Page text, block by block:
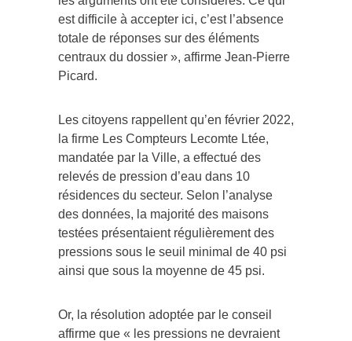
est difficile à accepter ici, c’est l’absence
totale de réponses sur des éléments
centraux du dossier », affirme Jean-Pierre
Picard.
Les citoyens rappellent qu’en février 2022,
la firme Les Compteurs Lecomte Ltée,
mandatée par la Ville, a effectué des
relevés de pression d’eau dans 10
résidences du secteur. Selon l’analyse
des données, la majorité des maisons
testées présentaient régulièrement des
pressions sous le seuil minimal de 40 psi
ainsi que sous la moyenne de 45 psi.
Or, la résolution adoptée par le conseil
affirme que « les pressions ne devraient